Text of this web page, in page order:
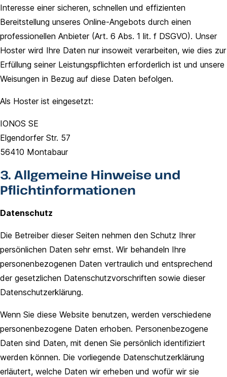
Interesse einer sicheren, schnellen und effizienten
Bereitstellung unseres Online-Angebots durch einen
professionellen Anbieter (Art. 6 Abs. 1 lit. f DSGVO). Unser
Hoster wird Ihre Daten nur insoweit verarbeiten, wie dies zur
Erfüllung seiner Leistungspflichten erforderlich ist und unsere
Weisungen in Bezug auf diese Daten befolgen.
Als Hoster ist eingesetzt:
IONOS SE
Elgendorfer Str. 57
56410 Montabaur
3. Allgemeine Hinweise und
Pflichtinformationen
Datenschutz
Die Betreiber dieser Seiten nehmen den Schutz Ihrer
persönlichen Daten sehr ernst. Wir behandeln Ihre
personenbezogenen Daten vertraulich und entsprechend
der gesetzlichen Datenschutzvorschriften sowie dieser
Datenschutzerklärung.
Wenn Sie diese Website benutzen, werden verschiedene
personenbezogene Daten erhoben. Personenbezogene
Daten sind Daten, mit denen Sie persönlich identifiziert
werden können. Die vorliegende Datenschutzerklärung
erläutert, welche Daten wir erheben und wofür wir sie